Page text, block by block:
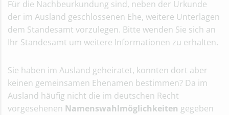
Für die Nachbeurkundung sind, neben der Urkunde
der im Ausland geschlossenen Ehe, weitere Unterlagen
dem Standesamt vorzulegen. Bitte wenden Sie sich an
Ihr Standesamt um weitere Informationen zu erhalten.
Sie haben im Ausland geheiratet, konnten dort aber
keinen gemeinsamen Ehenamen bestimmen? Da im
Ausland häufig nicht die im deutschen Recht
vorgesehenen Namenswahlmöglichkeiten gegeben